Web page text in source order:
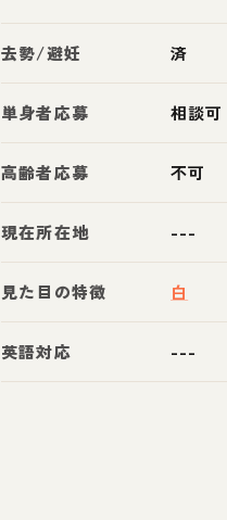
去勢/避妊 済
単身者応募 相談可
高齢者応募 不可
現在所在地 ---
見た目の特徴 白
英語対応 ---